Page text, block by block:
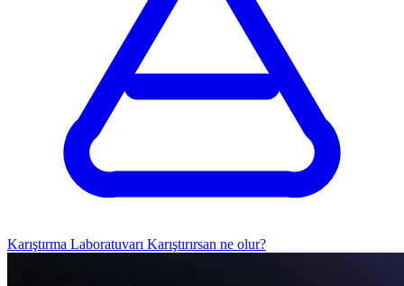
Karıştırma Laboratuvarı Karıştırırsan ne olur?